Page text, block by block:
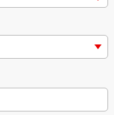
くりをしてもしっかり固
にくく、長く愛用いただ